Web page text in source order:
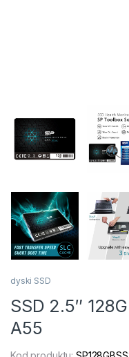
dyski SSD
SSD 2.5″
A55